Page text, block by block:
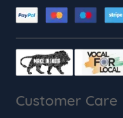
Customer Care